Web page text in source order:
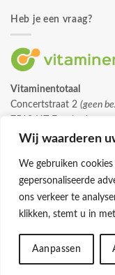
Wij waarderen
We gebruiken
gepersonaliseerde
ons verkeer te
klikken, stemt u in
Aanpassen
Heb je een vraag?
Vitaminentotaal
Concertstraat 2 (geen
info@vitaminentotaal.nl
©